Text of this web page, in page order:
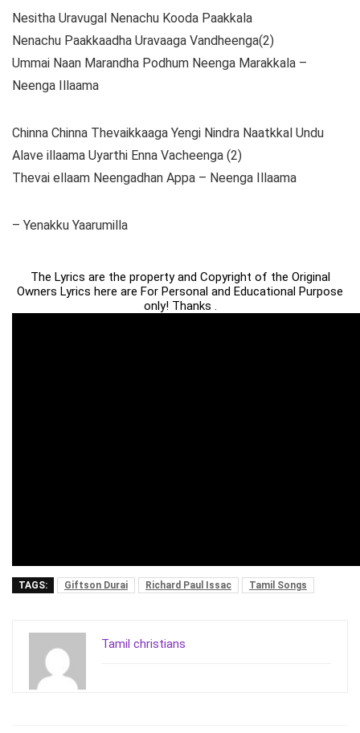
Nesitha Uravugal Nenachu Kooda Paakkala
Nenachu Paakkaadha Uravaaga Vandheenga(2)
Ummai Naan Marandha Podhum Neenga Marakkala –
Neenga Illaama
Chinna Chinna Thevaikkaaga Yengi Nindra Naatkkal Undu
Alave illaama Uyarthi Enna Vacheenga (2)
Thevai ellaam Neengadhan Appa – Neenga Illaama
– Yenakku Yaarumilla
The Lyrics are the property and Copyright of the Original
Owners Lyrics here are For Personal and Educational Purpose
only! Thanks .
TAGS: Giftson Durai Richard Paul Issac Tamil Songs
Tamil christians